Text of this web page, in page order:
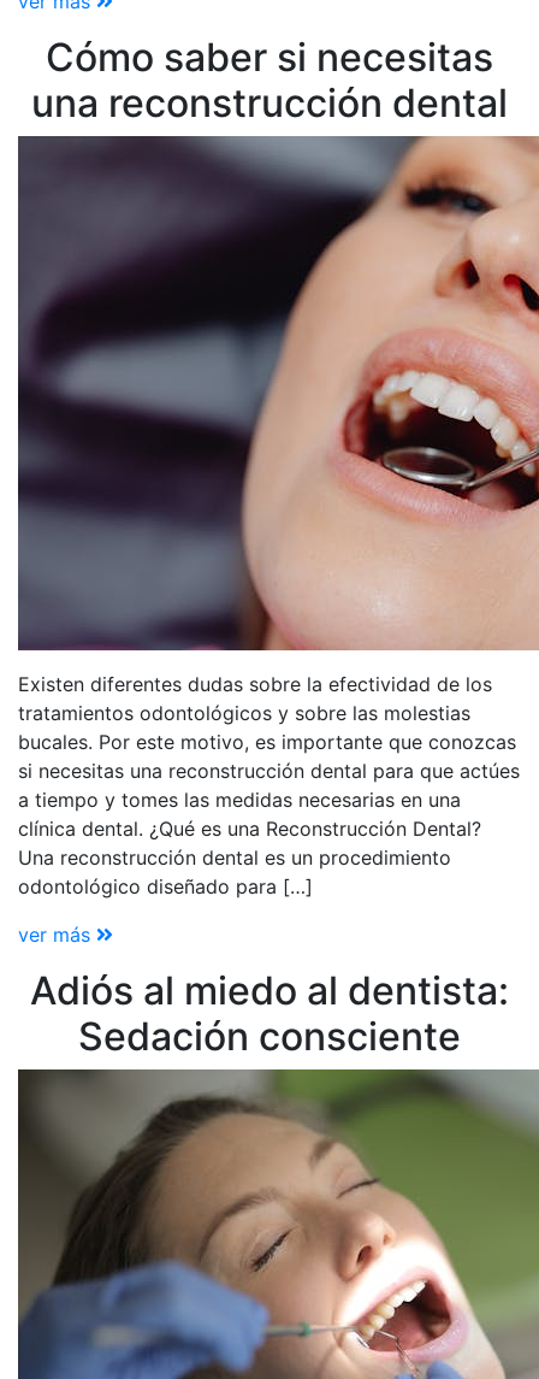
Cómo saber si necesitas
una reconstrucción dental
Existen diferentes dudas sobre la efectividad de los
tratamientos odontológicos y sobre las molestias
bucales. Por este motivo, es importante que conozcas
si necesitas una reconstrucción dental para que actúes
a tiempo y tomes las medidas necesarias en una
clínica dental. ¿Qué es una Reconstrucción Dental?
Una reconstrucción dental es un procedimiento
odontológico diseñado para […]
ver más
Adiós al miedo al dentista:
Sedación consciente